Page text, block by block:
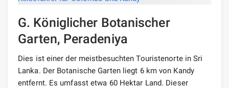
G. Königlicher Botanischer
Garten, Peradeniya
Dies ist einer der meistbesuchten Touristenorte in Sri
Lanka. Der Botanische Garten liegt 6 km von Kandy
entfernt. Es umfasst etwa 60 Hektar Land. Dieser